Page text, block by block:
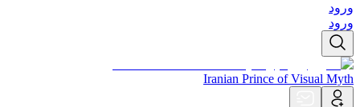
ورود
ورود
Iranian Prince of Visual Myth